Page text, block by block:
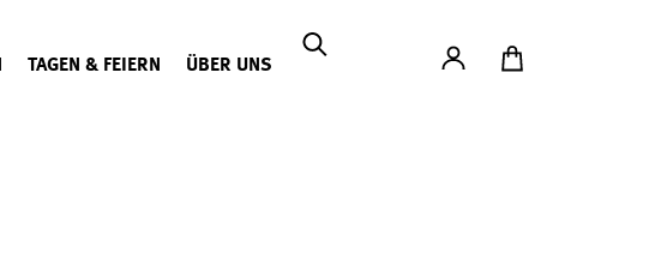
TAGEN & FEIERN ÜBER UNS
Konto Zum Ticketshop